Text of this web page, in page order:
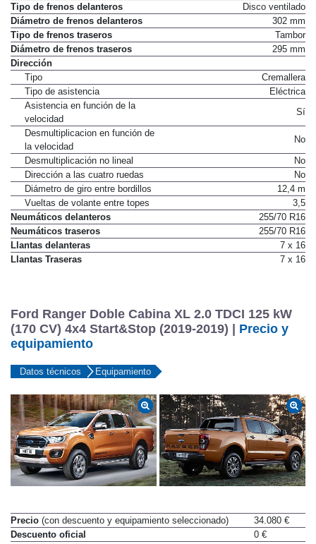
Tipo de frenos delanteros
Disco ventilado
Diámetro de frenos delanteros
302 mm
Tipo de frenos traseros
Tambor
Diámetro de frenos traseros
295 mm
Dirección
Tipo
Cremallera
Tipo de asistencia
Eléctrica
Asistencia en función de la
velocidad
Sí
Desmultiplicacion en función de
la velocidad
No
Desmultiplicación no lineal
No
Dirección a las cuatro ruedas
No
Diámetro de giro entre bordillos
12,4 m
Vueltas de volante entre topes
3,5
Neumáticos delanteros
255/70 R16
Neumáticos traseros
255/70 R16
Llantas delanteras
7 x 16
Llantas Traseras
7 x 16
Ford Ranger Doble Cabina XL 2.0 TDCI 125 kW
(170 CV) 4x4 Start&Stop (2019-2019) | Precio y
equipamiento
Datos técnicos Equipamiento
Precio (con descuento y equipamiento seleccionado)
34.080 €
Descuento oficial
0 €